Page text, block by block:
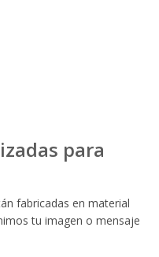
para
fabricadas en material
tu imagen o mensaje